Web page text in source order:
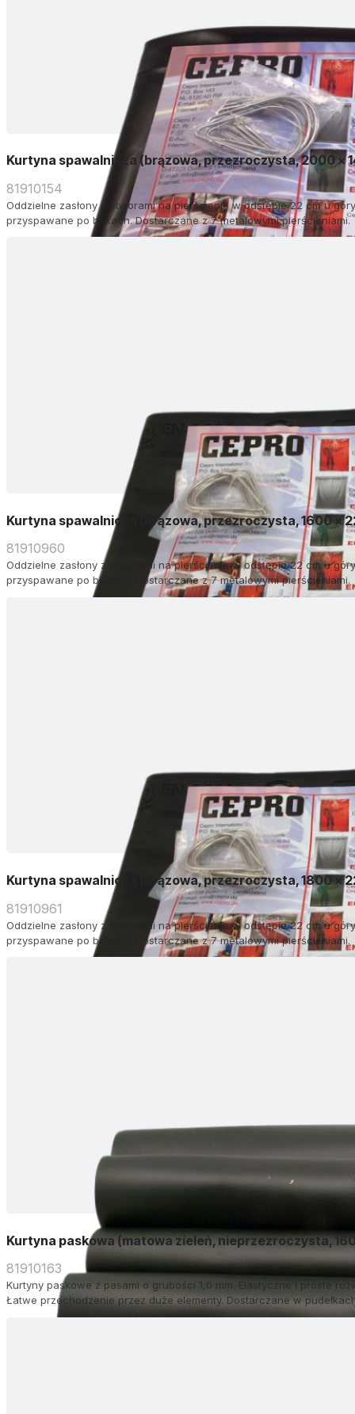
Kurtyna spawalnicza (brązowa, przezroczysta, 2000 x
81910154
Oddzielne zasłony z otworami na pierścienie w odstępie 22 cm u
przyspawane po bokach. Dostarczane z 7 metalowymi pierścieniami.
Kurtyna spawalnicza (brązowa, przezroczysta, 1600 x
81910960
Oddzielne zasłony z otworami na pierścienie w odstępie 22 cm u
przyspawane po bokach. Dostarczane z 7 metalowymi pierścieniami.
Kurtyna spawalnicza (brązowa, przezroczysta, 1800 x
81910961
Oddzielne zasłony z otworami na pierścienie w odstępie 22 cm u
przyspawane po bokach. Dostarczane z 7 metalowymi pierścieniami.
Kurtyna paskowa (matowa zieleń, nieprzezroczysta,
81910163
Kurtyny paskowe z pasami o grubości 1,0 mm. Elastyczne i proste
Łatwe przechodzenie przez duże elementy. Dostarczane w